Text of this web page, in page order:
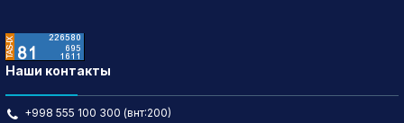
Наши контакты
+998 555 100 300 (внт:200)